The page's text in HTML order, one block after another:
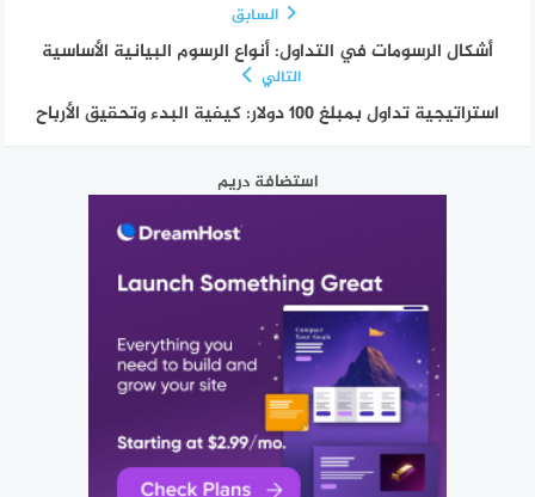
السابق
أشكال الرسومات في التداول: أنواع الرسوم البيانية الأساسية
التالي
استراتيجية تداول بمبلغ 100 دولار: كيفية البدء وتحقيق الأرباح
استضافة دريم